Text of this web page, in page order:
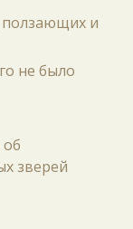
ползающих и
не было
зверей